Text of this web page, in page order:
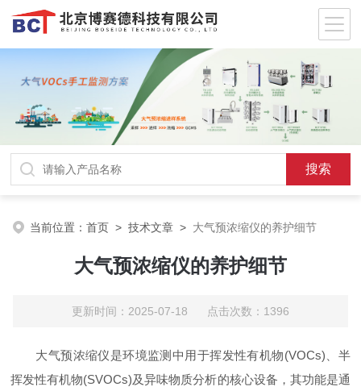
当前位置：首页 >技术文章 > 大气预浓缩仪的养护细节
大气预浓缩仪的养护细节
更新时间：2025-07-18 点击次数：1396
大气预浓缩仪是环境监测中用于挥发性有机物(VOCs)、半
挥发性有机物(SVOCs)及异味物质分析的核心设备，其功能是通